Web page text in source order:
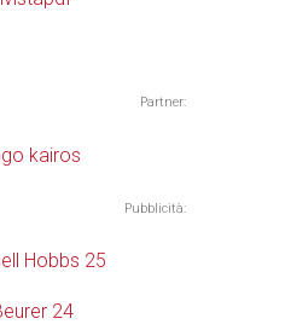
Partner:
Pubblicità: